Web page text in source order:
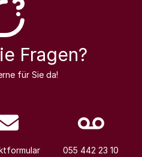
Fragen?
für Sie da!
055 442 23 10